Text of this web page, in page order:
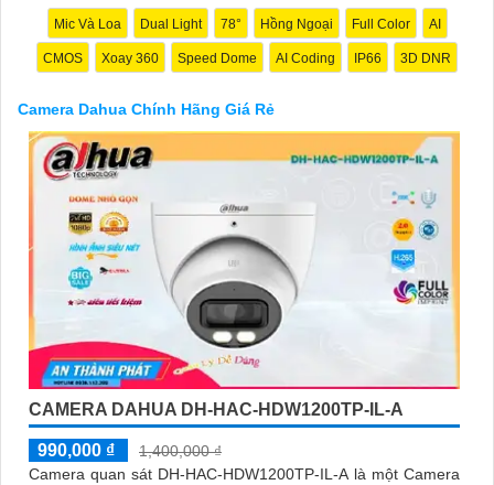
thêm câu hỏi hoặc cần tư vấn thêm, đừng ngần ngại để lại Cung
cấp cho công trình biết.
Mic Và Loa Dual Light 78° Hồng Ngoại Full Color AI
CMOS Xoay 360 Speed Dome AI Coding IP66 3D DNR
Camera Dahua Chính Hãng Giá Rẻ
CAMERA DAHUA DH-HAC-HDW1200TP-IL-A
990,000 ₫
1,400,000 ₫
Camera quan sát DH-HAC-HDW1200TP-IL-A là một Camera